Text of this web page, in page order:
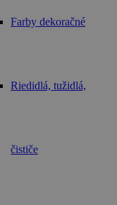
Farby dekoračné
Riedidlá, tužidlá,
čističe